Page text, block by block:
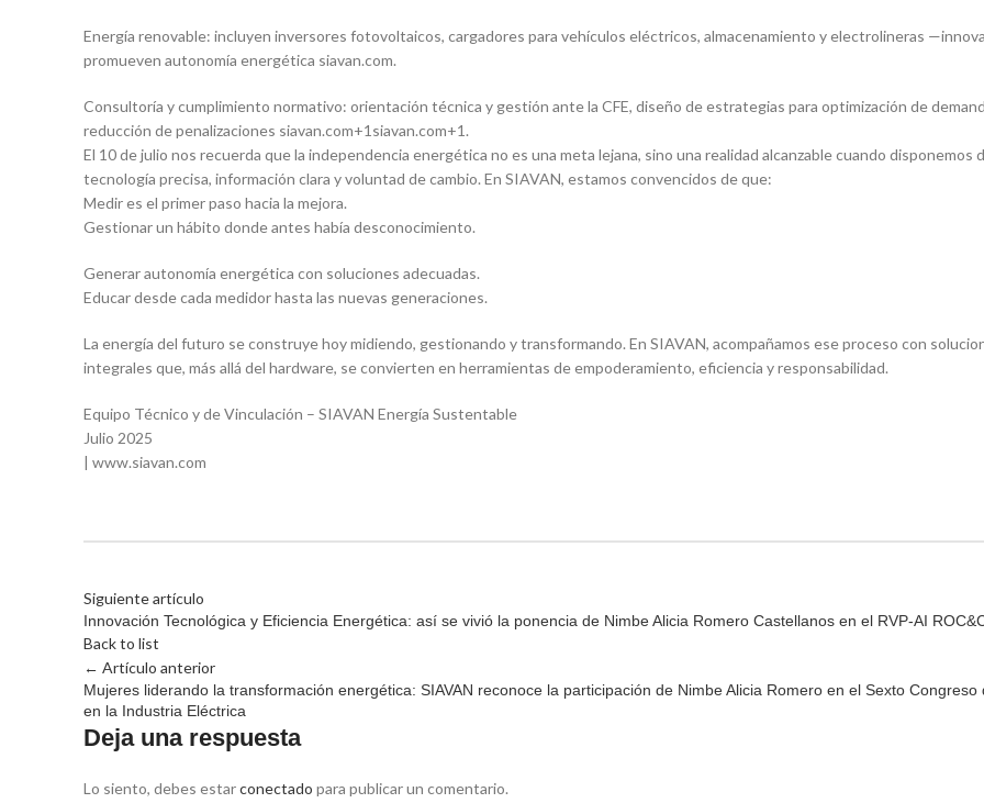
Energía renovable: incluyen inversores fotovoltaicos, cargadores para vehículos eléctricos, almacenamiento y electrolineras
promueven autonomía energética siavan.com.
Consultoría y cumplimiento normativo: orientación técnica y gestión ante la CFE, diseño de estrategias para optimización de
reducción de penalizaciones siavan.com+1siavan.com+1.
El 10 de julio nos recuerda que la independencia energética no es una meta lejana, sino una realidad alcanzable cuando disponemos
tecnología precisa, información clara y voluntad de cambio. En SIAVAN, estamos convencidos de que:
Medir es el primer paso hacia la mejora.
Gestionar un hábito donde antes había desconocimiento.
Generar autonomía energética con soluciones adecuadas.
Educar desde cada medidor hasta las nuevas generaciones.
La energía del futuro se construye hoy midiendo, gestionando y transformando. En SIAVAN, acompañamos ese proceso con
integrales que, más allá del hardware, se convierten en herramientas de empoderamiento, eficiencia y responsabilidad.
Equipo Técnico y de Vinculación – SIAVAN Energía Sustentable
Julio 2025
| www.siavan.com
Siguiente artículo
Innovación Tecnológica y Eficiencia Energética: así se vivió la ponencia de Nimbe Alicia Romero Castellanos en el RVP-AI
Back to list
← Artículo anterior
Mujeres liderando la transformación energética: SIAVAN reconoce la participación de Nimbe Alicia Romero en el Sexto Congreso
en la Industria Eléctrica
Deja una respuesta
Lo siento, debes estarconectado para publicar un comentario.